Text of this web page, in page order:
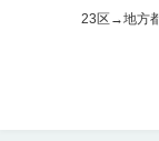
23区→地方